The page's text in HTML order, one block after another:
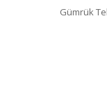
Gümrük